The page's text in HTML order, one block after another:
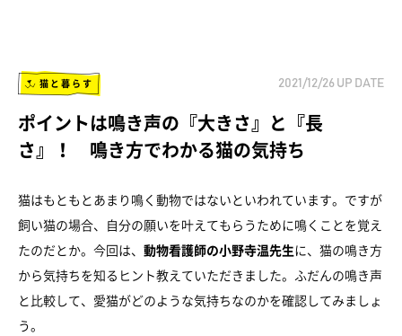
猫と暮らす 2021/12/26 UP DATE
ポイントは鳴き声の『大きさ』と『長
さ』！ 鳴き方でわかる猫の気持ち
猫はもともとあまり鳴く動物ではないといわれています。ですが
飼い猫の場合、自分の願いを叶えてもらうために鳴くことを覚え
たのだとか。今回は、 動物看護師の小野寺温先生に、猫の鳴き方
から気持ちを知るヒント教えていただきました。ふだんの鳴き声
と比較して、愛猫がどのような気持ちなのかを確認してみましょ
う。